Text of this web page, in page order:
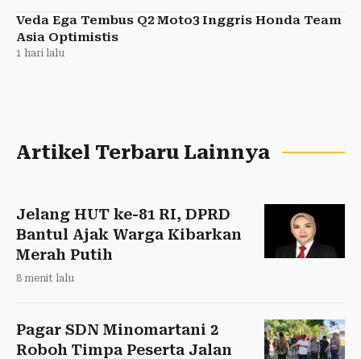
Veda Ega Tembus Q2 Moto3 Inggris Honda Team
Asia Optimistis
1 hari lalu
Artikel Terbaru Lainnya
Jelang HUT ke-81 RI, DPRD
Bantul Ajak Warga Kibarkan
Merah Putih
8 menit lalu
Pagar SDN Minomartani 2
Roboh Timpa Peserta Jalan